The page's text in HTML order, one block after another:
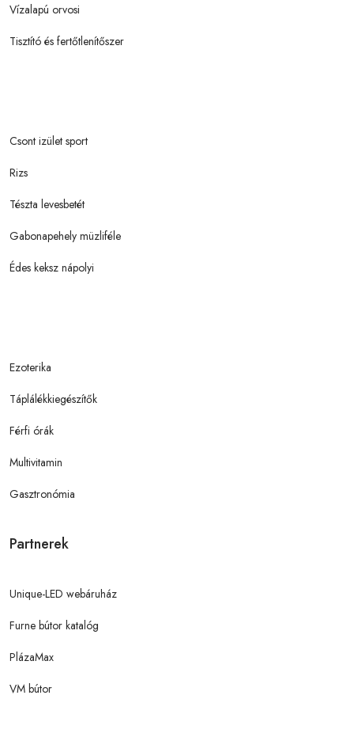
Vízalapú orvosi
Tisztító és fertőtlenítőszer
Csont izület sport
Rizs
Tészta levesbetét
Gabonapehely müzliféle
Édes keksz nápolyi
Ezoterika
Táplálékkiegészítők
Férfi órák
Multivitamin
Gasztronómia
Partnerek
Unique-LED webáruház
Furne bútor katalóg
PlázaMax
VM bútor